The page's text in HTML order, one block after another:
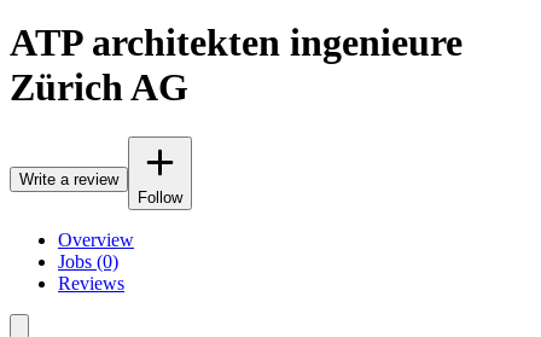
ATP architekten ingenieure
Zürich AG
Write a review
Follow
Overview
Jobs (0)
Reviews